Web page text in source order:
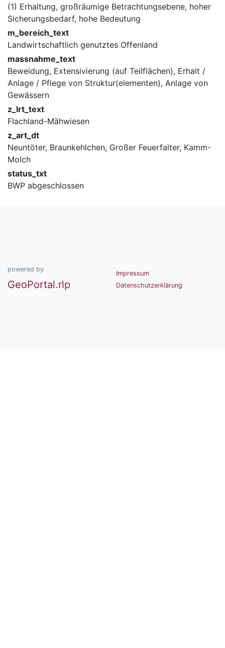
(1) Erhaltung, großräumige Betrachtungsebene, hoher
Sicherungsbedarf, hohe Bedeutung
m_bereich_text
Landwirtschaftlich genutztes Offenland
massnahme_text
Beweidung, Extensivierung (auf Teilflächen), Erhalt /
Anlage / Pflege von Struktur(elementen), Anlage von
Gewässern
z_lrt_text
Flachland-Mähwiesen
z_art_dt
Neuntöter, Braunkehlchen, Großer Feuerfalter, Kamm-
Molch
status_txt
BWP abgeschlossen
powered by
GeoPortal.rlp
Impressum
Datenschutzerklärung